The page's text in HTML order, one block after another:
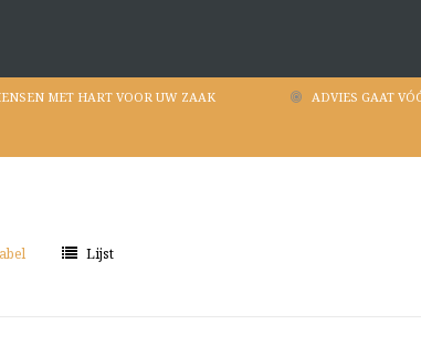
MET HART VOOR UW ZAAK ADVIES GAAT
Lijst